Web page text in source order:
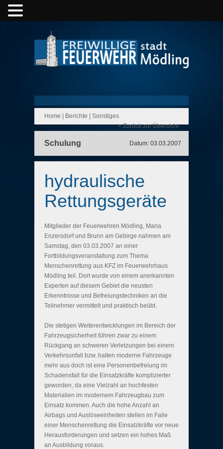
Home Berichte
Sonstiges
< Zurück zur Übersicht
Schulung Datum: 03.03.2007
hydraulische
Rettungsgeräte
Mitglieder der Feuerwehren Mödling, Maria
Enzersdorf und Brunn am Gebirge nahmen am
Samstag, den 03.03.2007 an einer
Fortbildungsveranstaltung zum Thema
Menschenrettung aus KFZ im Feuerwehrhaus
Mödling teil. Dort wurde von einem anerkannten
Experten auf diesem Gebiet die neusten
Erkenntnisse und Befreiungstechniken an die
Teilnehmer vermittelt und praktisch beübt.
Die stetigen Weiterentwicklungen im Bereich der
Fahrzeugsicherheit führen zwar zu einem
Rückgang an schweren Verletzungen bei einem
Verkehrsunfall bzw. halten moderne Fahrzeuge
mehr aus doch ist eine Personenbefreiung im
Schadensfall für die Einsatzkräfte komplizierter
geworden, da eine Vielzahl an hochfesten
Materialien im modernem Fahrzeugbau zum
Einsatz kommen. Auch die hohe Anzahl an
Airbags und Auslöseeinheiten stellen im Falle
einer Menschenrettung die Einsatzkräfte vor neue
Herausforderungen und setzen ein hohes Maß
an Ausbildung voraus.